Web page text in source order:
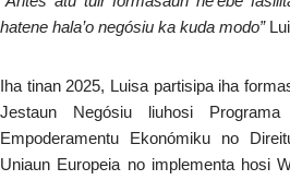
hatene hala’o negósiu ka kuda modo”
Iha tinan 2025, Luisa partisipa iha
Jestaun Negósiu liuhosi
Empoderamentu Ekonómiku no
Uniaun Europeia no implementa hosi